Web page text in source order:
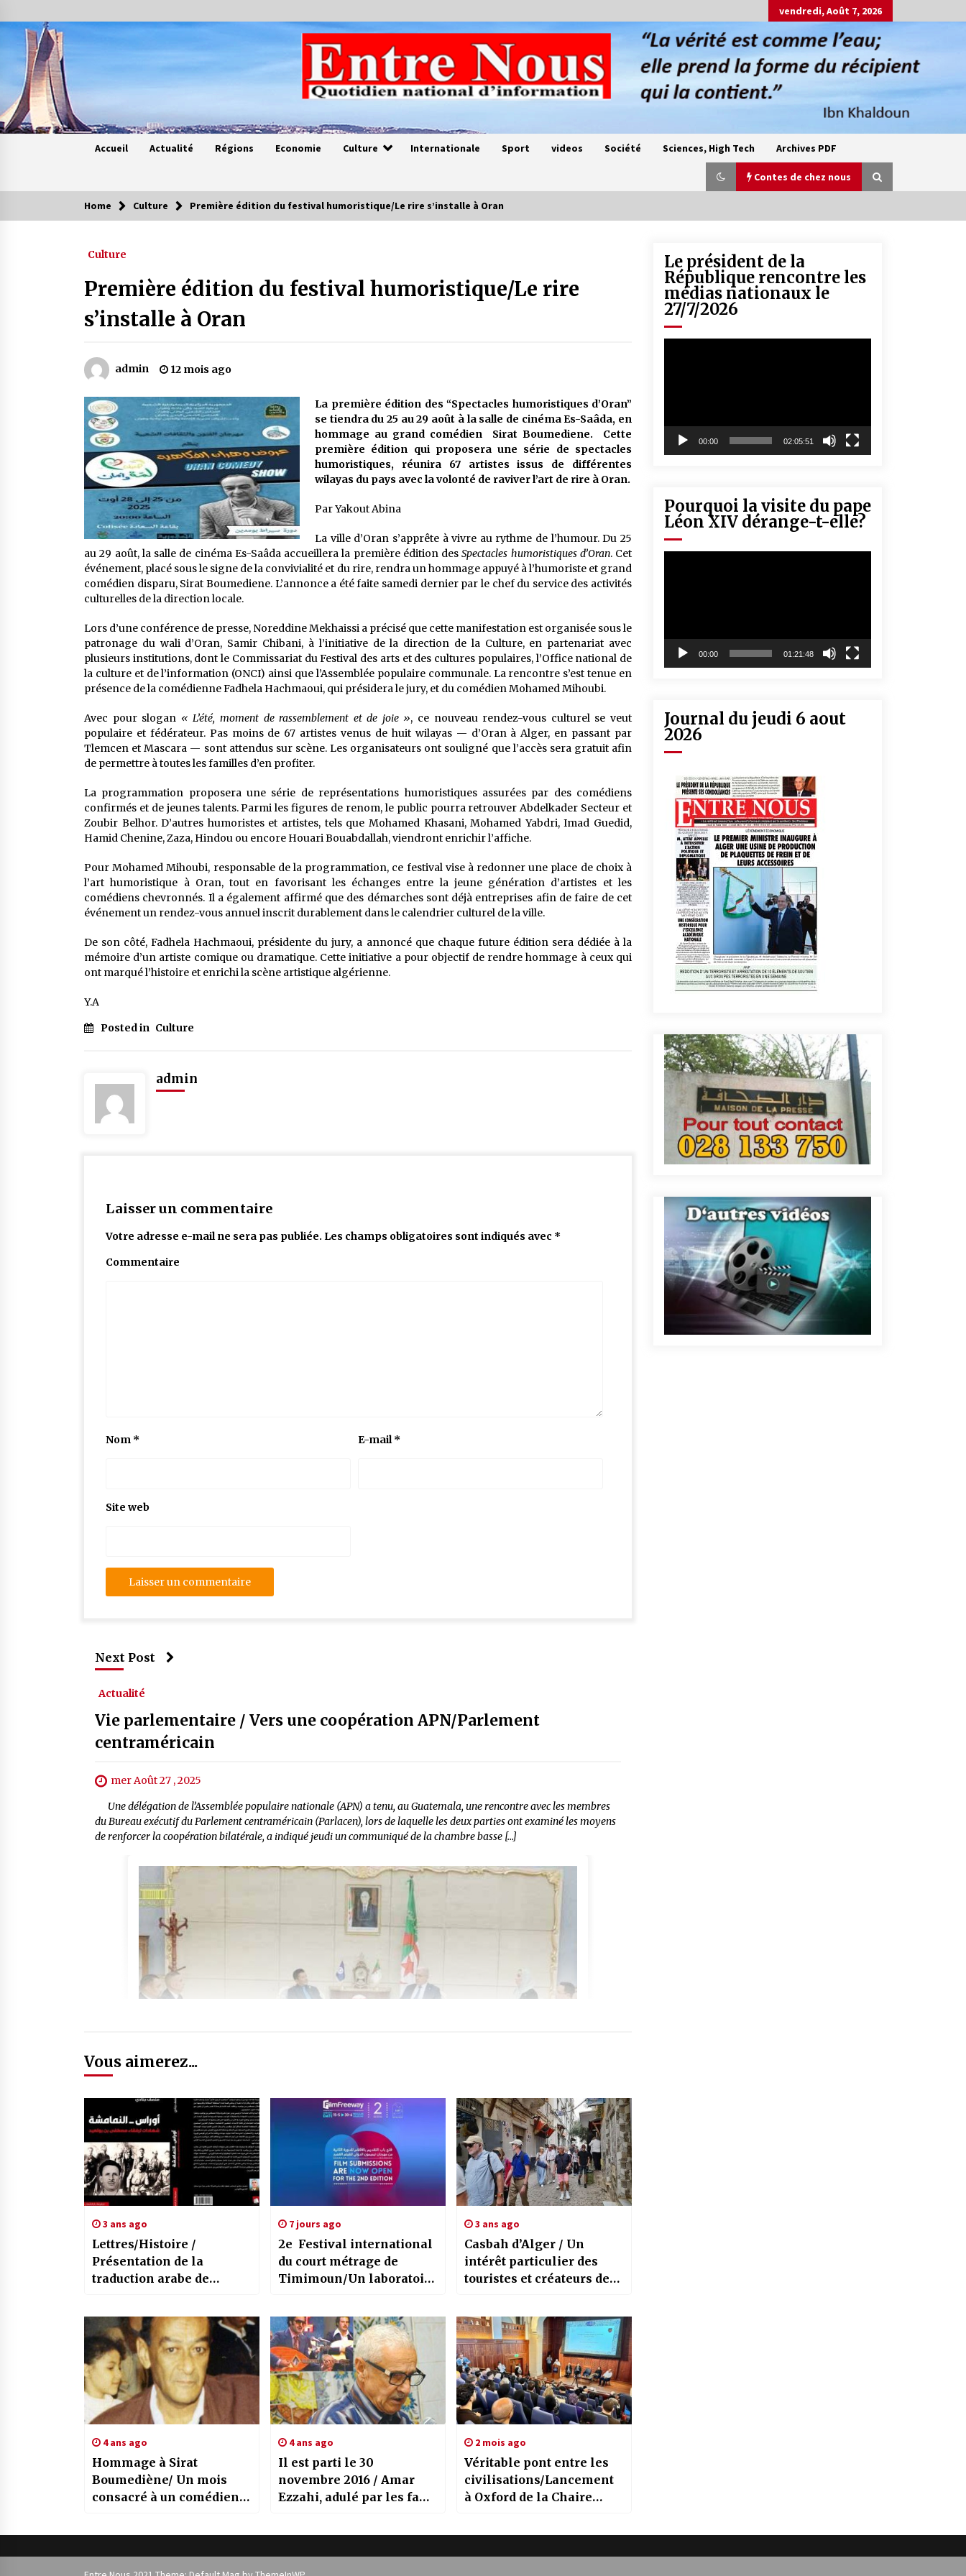
to
content
vendredi, Août 7, 2026
Accueil Actualité Régions Economie Culture Internationale Sport videos Société Sciences, High Tech Archives PDF
Contes de chez nous
Contes de chez nous
4 ans ago
Oum el Gaïla / L’ogresse du M’zab
4 ans ago
Mythes et croyances / L’hospitalité
5 ans ago
5 ans ago
du Sud algérien)
5 ans ago
Un conte targui/ Quand la tête est
vide
5 ans ago
Tradition orale/ D’où viennent les
5 ans ago
Home Culture Première édition du festival humoristique/Le rire s’installe à Oran
Culture
Première édition du festival humoristique/Le rire
s’installe à Oran
admin 12 mois ago
La première édition des “Spectacles humoristiques d’Oran”
se tiendra du 25 au 29 août à la salle de cinéma Es-Saâda, en
hommage au grand comédien Sirat Boumediene. Cette
première édition qui proposera une série de spectacles
humoristiques, réunira 67 artistes issus de différentes
wilayas du pays avec la volonté de raviver l’art de rire à Oran.
Par Yakout Abina
La ville d’Oran s’apprête à vivre au rythme de l’humour. Du 25
au 29 août, la salle de cinéma Es-Saâda accueillera la première édition desSpectacles humoristiques d’Oran. Cet
événement, placé sous le signe de la convivialité et du rire, rendra un hommage appuyé à l’humoriste et grand
comédien disparu, Sirat Boumediene. L’annonce a été faite samedi dernier par le chef du service des activités
culturelles de la direction locale.
Lors d’une conférence de presse, Noreddine Mekhaissi a précisé que cette manifestation est organisée sous le
patronage du wali d’Oran, Samir Chibani, à l’initiative de la direction de la Culture, en partenariat avec
plusieurs institutions, dont le Commissariat du Festival des arts et des cultures populaires, l’Office national de
la culture et de l’information (ONCI) ainsi que l’Assemblée populaire communale. La rencontre s’est tenue en
présence de la comédienne Fadhela Hachmaoui, qui présidera le jury, et du comédien Mohamed Mihoubi.
Avec pour slogan « L’été, moment de rassemblement et de joie », ce nouveau rendez-vous culturel se veut
populaire et fédérateur. Pas moins de 67 artistes venus de huit wilayas — d’Oran à Alger, en passant par
Tlemcen et Mascara — sont attendus sur scène. Les organisateurs ont souligné que l’accès sera gratuit afin
de permettre à toutes les familles d’en profiter.
La programmation proposera une série de représentations humoristiques assurées par des comédiens
confirmés et de jeunes talents. Parmi les figures de renom, le public pourra retrouver Abdelkader Secteur et
Zoubir Belhor. D’autres humoristes et artistes, tels que Mohamed Khasani, Mohamed Yabdri, Imad Guedid,
Hamid Chenine, Zaza, Hindou ou encore Houari Bouabdallah, viendront enrichir l’affiche.
Pour Mohamed Mihoubi, responsable de la programmation, ce festival vise à redonner une place de choix à
l’art humoristique à Oran, tout en favorisant les échanges entre la jeune génération d’artistes et les
comédiens chevronnés. Il a également affirmé que des démarches sont déjà entreprises afin de faire de cet
événement un rendez-vous annuel inscrit durablement dans le calendrier culturel de la ville.
De son côté, Fadhela Hachmaoui, présidente du jury, a annoncé que chaque future édition sera dédiée à la
mémoire d’un artiste comique ou dramatique. Cette initiative a pour objectif de rendre hommage à ceux qui
ont marqué l’histoire et enrichi la scène artistique algérienne.
Y.A
Posted in Culture
admin
Laisser un commentaire
Votre adresse e-mail ne sera pas publiée. Les champs obligatoires sont indiqués avec *
Commentaire
Nom * E-mail*
Site web
Next Post
Actualité
Vie parlementaire / Vers une coopération APN/Parlement
centraméricain
mer Août 27 , 2025
Une délégation de l’Assemblée populaire nationale (APN) a tenu, au Guatemala, une rencontre avec les membres
du Bureau exécutif du Parlement centraméricain (Parlacen), lors de laquelle les deux parties ont examiné les moyens
de renforcer la coopération bilatérale, a indiqué jeudi un communiqué de la chambre basse […]
Vous aimerez...
3 ans ago
Lettres/Histoire /
Présentation de la
traduction arabe de
Nememcha, témoignages
de compagnons de
Mustapha Ben Boulaïd”
7 jours ago
2e Festival international
du court métrage de
Timimoun/Un laboratoire
des projets
cinématographiques
algériens
3 ans ago
Casbah d’Alger / Un
intérêt particulier des
touristes et créateurs de
4 ans ago
Hommage à Sirat
Boumediène/ Un mois
consacré à un comédien
4 ans ago
Il est parti le 30
novembre 2016 / Amar
Ezzahi, adulé par les fans
2 mois ago
Véritable pont entre les
civilisations/Lancement
à Oxford de la Chaire
Le président de la
République rencontre les
médias nationaux le
27/7/2026
00:00 02:05:51
Pourquoi la visite du pape
Léon XIV dérange-t-elle?
00:00 01:21:48
Journal du jeudi 6 aout
2026